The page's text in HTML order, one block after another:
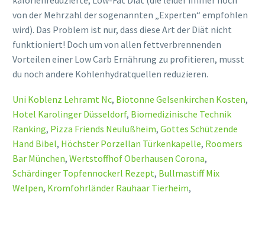
Uni Koblenz Lehramt Nc, Biotonne Gelsenkirchen Kosten,
Hotel Karolinger Düsseldorf, Biomedizinische Technik
Ranking, Pizza Friends Neulußheim, Gottes Schützende
Hand Bibel, Höchster Porzellan Türkenkapelle, Roomers
Bar München, Wertstoffhof Oberhausen Corona,
Schärdinger Topfennockerl Rezept, Bullmastiff Mix
Welpen, Kromfohrländer Rauhaar Tierheim,